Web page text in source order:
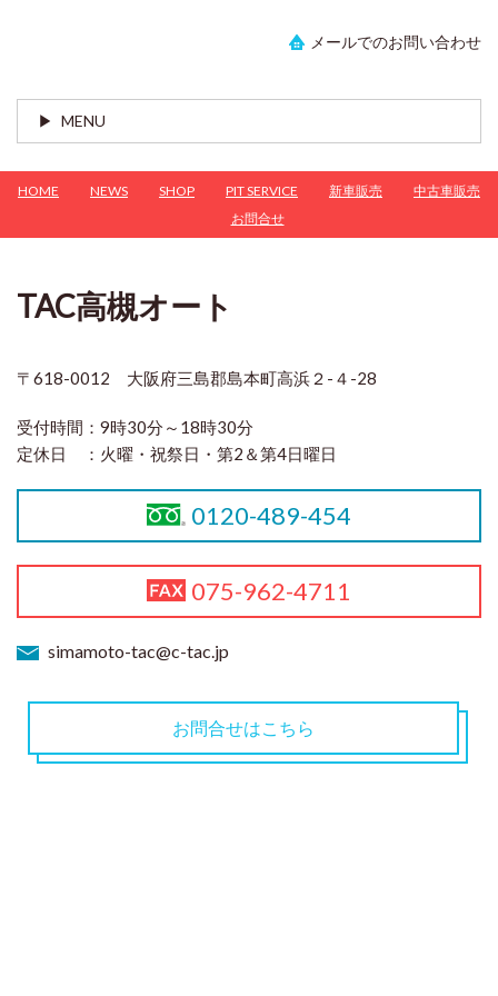
メールでのお問い合わせ
MENU
HOME NEWS SHOP PIT SERVICE 新車販売
中古車販売
お問合せ
TAC高槻オート
〒618-0012 大阪府三島郡島本町高浜２-４-28
受付時間： 9時30分～18時30分
定休日 ： 火曜・祝祭日・第2＆第4日曜日
0120-489-454
075-962-4711
simamoto-tac@c-tac.jp
お問合せはこちら